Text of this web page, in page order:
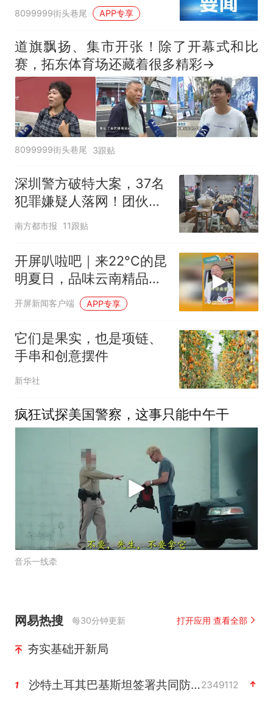
8099999街头巷尾 APP专享
道旗飘扬、集市开张！除了开幕式和比
赛，拓东体育场还藏着很多精彩→
8099999街头巷尾 3跟贴
深圳警方破特大案，37名
犯罪嫌疑人落网！团伙以
同乡、亲属为纽带
南方都市报 11跟贴
开屏叭啦吧｜来22°C的昆
明夏日，品味云南精品咖
啡
开屏新闻客户端 APP专享
它们是果实，也是项链、
手串和创意摆件
新华社
疯狂试探美国警察，这事只能中午干
音乐一线牵
网易热搜 每30分钟更新 打开应用 查看全部
夯实基础开新局
1 沙特土耳其巴基斯坦签署共同防务协议2349112